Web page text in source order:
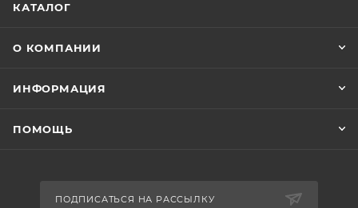
КАТАЛОГ
О КОМПАНИИ
ИНФОРМАЦИЯ
ПОМОЩЬ
ПОДПИСАТЬСЯ НА РАССЫЛКУ